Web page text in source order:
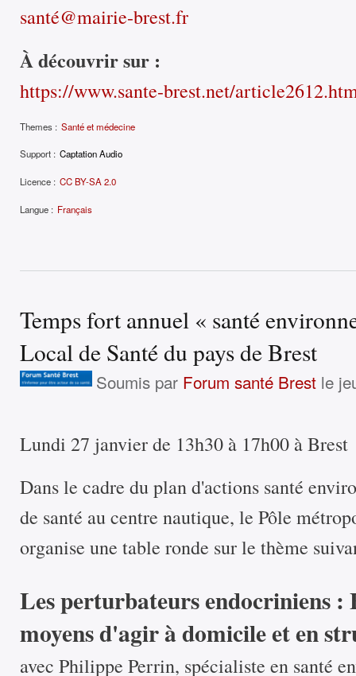
santé@mairie-brest.fr
À découvrir sur :
https://www.sante-brest.net/
Themes : Santé et médecine
Support : Captation Audio
Licence : CC BY-SA 2.0
Langue : Français
Temps fort annuel « santé
Local de Santé du pays de Brest
Soumis par Forum santé Brestle
Lundi 27 janvier de 13h30 à 17h00 à Brest
Dans le cadre du plan d'actions santé
de santé au centre nautique, le Pôle
organise une table ronde sur le thème
Les perturbateurs endocriniens :
moyens d'agir à domicile et en
avec Philippe Perrin, spécialiste en santé